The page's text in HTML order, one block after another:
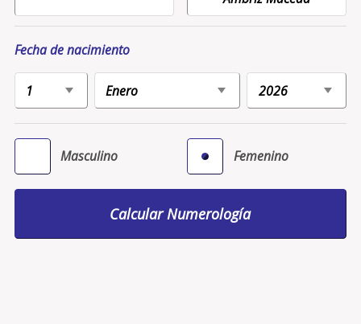
Fecha de nacimiento
Masculino Femenino